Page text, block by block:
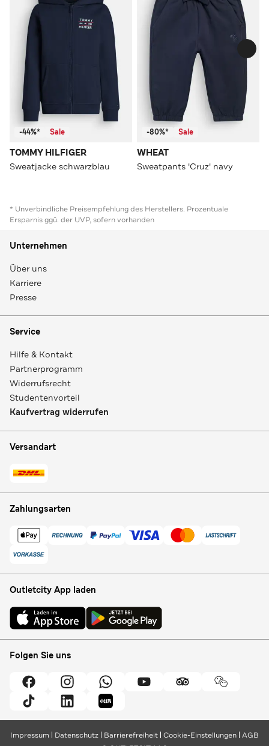
-44%* Sale
TOMMY HILFIGER
Sweatjacke schwarzblau
-80%* Sale
WHEAT
Sweatpants 'Cruz' navy
* Unverbindliche Preisempfehlung des Herstellers. Prozentuale
Ersparnis ggü. der UVP, sofern vorhanden
Unternehmen
Über uns
Karriere
Presse
Service
Hilfe & Kontakt
Partnerprogramm
Widerrufsrecht
Studentenvorteil
Kaufvertrag widerrufen
Versandart
Zahlungsarten
Outletcity App laden
Folgen Sie uns
Impressum Datenschutz Barrierefreiheit Cookie-Einstellungen AGB